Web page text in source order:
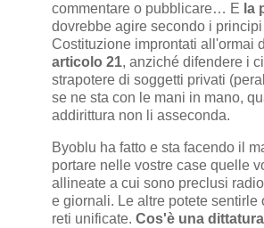
commentare o pubblicare… E la
dovrebbe agire secondo i
Costituzione improntati all'ormai
articolo 21, anziché difendere i
strapotere di soggetti privati
se ne sta con le mani in mano,
addirittura non li asseconda.
Byoblu ha fatto e sta facendo il
portare nelle vostre case quelle
allineate a cui sono preclusi
e giornali. Le altre potete sentirle
reti unificate. Cos'è una